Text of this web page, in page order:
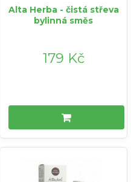
Alta Herba - čistá střeva
bylinná směs
179 Kč